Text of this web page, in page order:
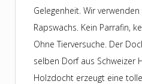
Gelegenheit. Wir
Rapswachs. Kein Parrafin,
Ohne Tierversuche. Der
selben Dorf aus Schweizer
Holzdocht erzeugt eine